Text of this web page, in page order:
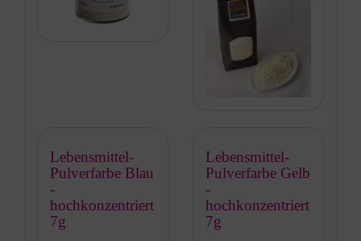
Lebensmittel-
Pulverfarbe Blau
-
hochkonzentriert
7g
Lebensmittel-
Pulverfarbe Gelb
-
hochkonzentriert
7g